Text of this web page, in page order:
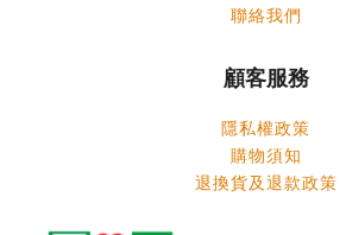
聯絡我們
顧客服務
隱私權政策
購物須知
退換貨及退款政策